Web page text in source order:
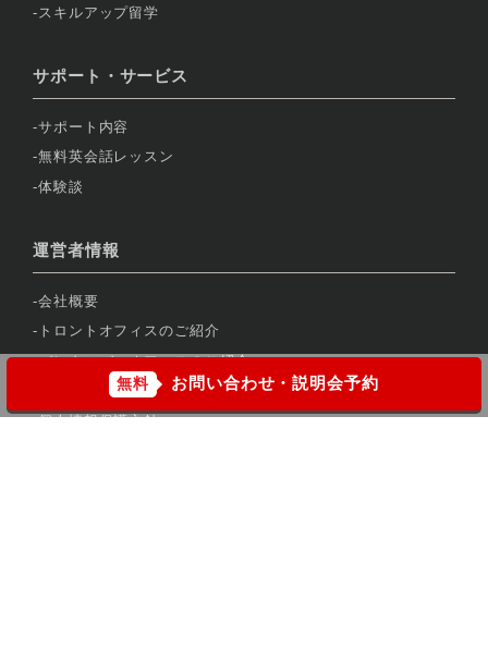
スキルアップ留学
サポート・サービス
サポート内容
無料英会話レッスン
体験談
運営者情報
会社概要
トロントオフィスのご紹介
バンクーバーオフィスのご紹介
個人情報保護方針
無料 お問い合わせ・説明会予約